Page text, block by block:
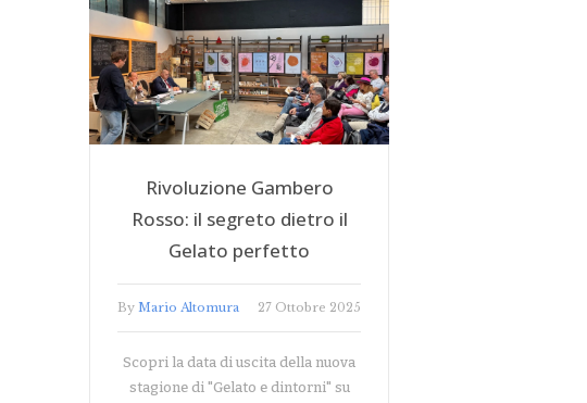
Rivoluzione Gambero
Rosso: il segreto dietro il
Gelato perfetto
By Mario Altomura 27 Ottobre 2025
Scopri la data di uscita della nuova
stagione di "Gelato e dintorni" su